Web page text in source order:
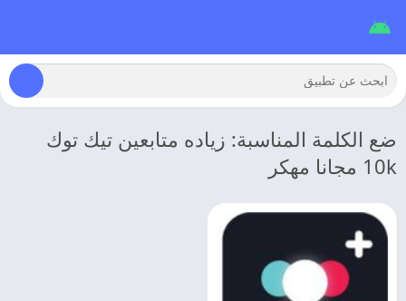
ضع الكلمة المناسبة: زياده متابعين تيك توك
10k مجانا مهكر